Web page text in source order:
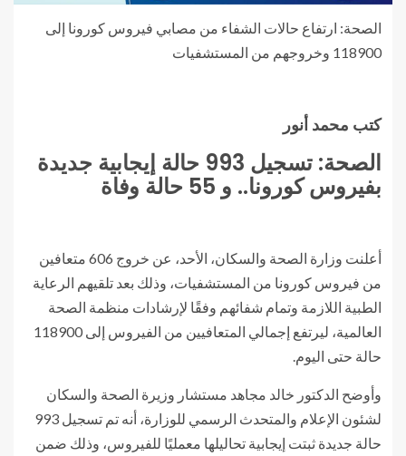
الصحة: ارتفاع حالات الشفاء من مصابي فيروس كورونا إلى
118900 وخروجهم من المستشفيات
كتب محمد أنور
الصحة: تسجيل 993 حالة إيجابية جديدة
بفيروس كورونا.. و 55 حالة وفاة
أعلنت وزارة الصحة والسكان، الأحد، عن خروج 606 متعافين
من فيروس كورونا من المستشفيات، وذلك بعد تلقيهم الرعاية
الطبية اللازمة وتمام شفائهم وفقًا لإرشادات منظمة الصحة
العالمية، ليرتفع إجمالي المتعافيين من الفيروس إلى 118900
حالة حتى اليوم.
وأوضح الدكتور خالد مجاهد مستشار وزيرة الصحة والسكان
لشئون الإعلام والمتحدث الرسمي للوزارة، أنه تم تسجيل 993
حالة جديدة ثبتت إيجابية تحاليلها معمليًا للفيروس، وذلك ضمن